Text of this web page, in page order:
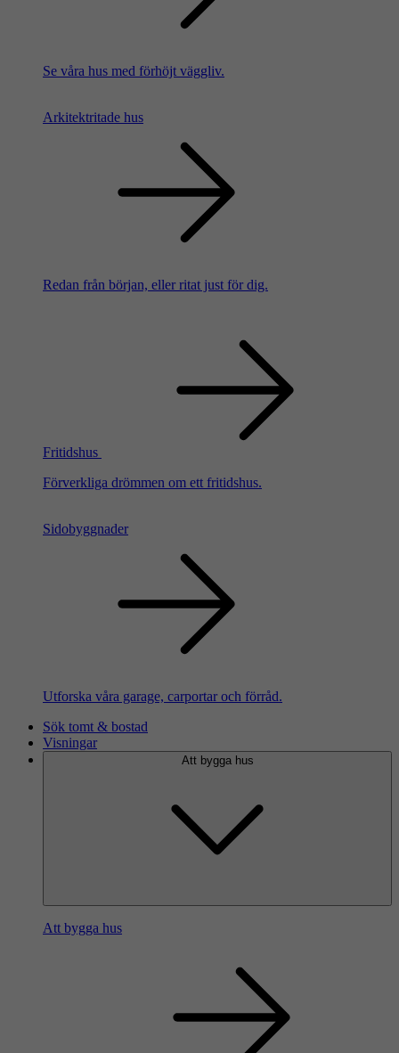
Se våra hus med förhöjt väggliv.
Arkitektritade hus
Redan från början, eller ritat just för dig.
Fritidshus
Förverkliga drömmen om ett fritidshus.
Sidobyggnader
Utforska våra garage, carportar och förråd.
Sök tomt & bostad
Visningar
Att bygga hus
Att bygga hus